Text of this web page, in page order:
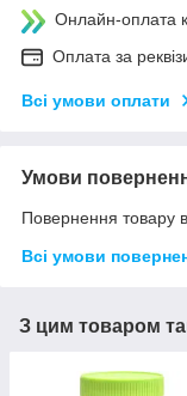
Онлайн-оплата
Оплата за
Всі умови оплати
Умови
Повернення товару
Всі умови
З цим товаром